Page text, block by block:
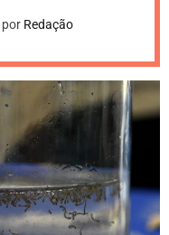
por Redação